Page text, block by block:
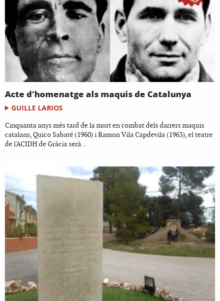
Acte d'homenatge als maquis de Catalunya
GUILLE LARIOS
Cinquanta anys més tard de la mort en combat dels darrers maquis
catalans, Quico Sabaté (1960) i Ramon Vila Capdevila (1963), el teatre
de l'ACIDH de Gràcia serà...